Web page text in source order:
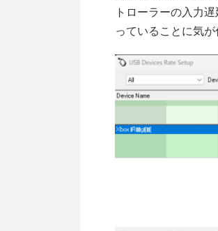
トローラーの入力
っていることに気が